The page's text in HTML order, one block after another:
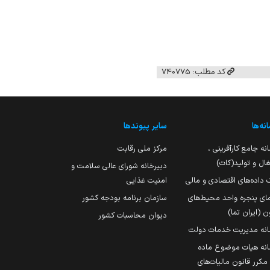
کد مطلب: 740775
جامع کارآفرینی ،
و تولید(کات)
داده‌های اقتصادی و مالی
پنجره واحد محیط‌های
(ایران تما)
مدیریت خدمات دولت
هیات موضوع ماده
251 مکرر قانون مالیات‌های
سایر پیوندها
مرکز ملی رقابت
دبیرخانه شورای عالی سلامت و
امنیت غذایی
سازمان برنامه بودجه کشور
دیوان محاسبات کشور